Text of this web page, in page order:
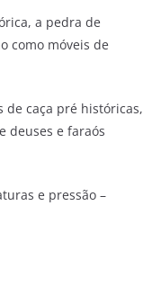
a pedra de
como móveis de
de caça pré históricas,
deuses e faraós
e pressão –